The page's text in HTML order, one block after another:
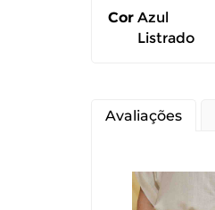
Cor Azul
Listrado
Avaliações